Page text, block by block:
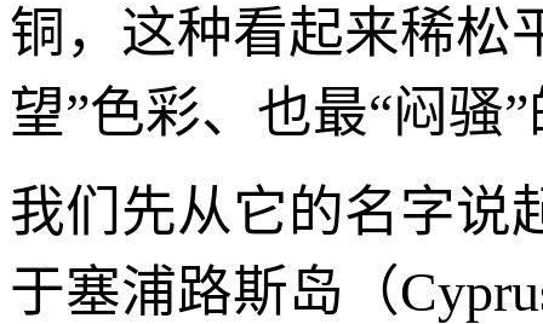
铜，这种看起来稀松
望”色彩、也最“闷骚
我们先从它的名字说
于塞浦路斯岛（